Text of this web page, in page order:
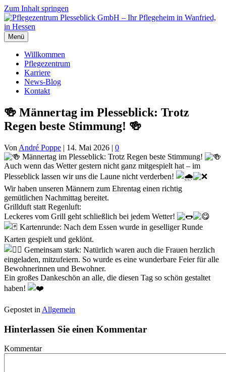
Zum Inhalt springen
Menü
Willkommen
Pflegezentrum
Karriere
News-Blog
Kontakt
🍻 Männertag im Plesseblick: Trotz
Regen beste Stimmung! 🍻
Von André Poppe | 14. Mai 2026 | 0
Männertag im Plesseblick: Trotz Regen beste Stimmung!
Auch wenn das Wetter gestern nicht ganz mitgespielt hat – im
Plesseblick lassen wir uns die Laune nicht verderben!
Wir haben unseren Männern zum Ehrentag einen richtig
gemütlichen Nachmittag bereitet.
Grillduft statt Regenluft:
Leckeres vom Grill geht schließlich bei jedem Wetter!
Kartenrunde: Nach dem Essen wurde in geselliger Runde
Karten gespielt und geklönt.
Gemeinsam stark: Natürlich waren auch die Frauen herzlich
eingeladen, mitzufeiern. So wurde es eine wunderbare Feier für alle
Bewohnerinnen und Bewohner.
Ein großes Dankeschön an alle, die diesen Tag so schön gestaltet
haben!
Gepostet in Allgemein
Hinterlassen Sie einen Kommentar
Kommentar